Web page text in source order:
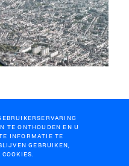
TE ONTHOUDEN EN U
INFORMATIE TE
GEBRUIKEN,